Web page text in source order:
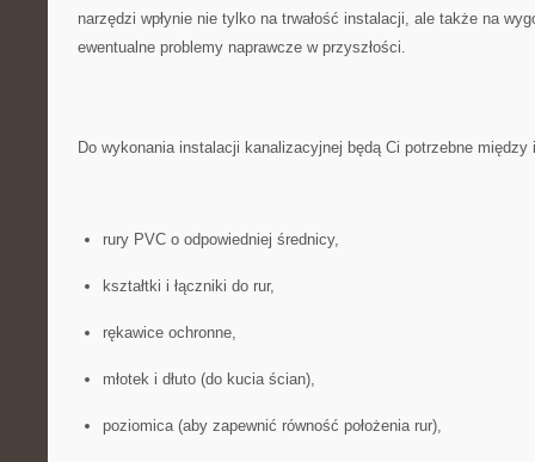
narzędzi⁣ wpłynie nie⁣ tylko na trwałość instalacji, ale⁤ także na
ewentualne problemy ⁤naprawcze w przyszłości.
Do‍ wykonania instalacji ‍kanalizacyjnej będą Ci potrzebne między
rury PVC​ o odpowiedniej średnicy,
‌kształtki​ i łączniki ‌do rur,
‌rękawice⁤ ochronne,
młotek i⁣ dłuto (do ⁤kucia ścian),
poziomica ⁤(aby zapewnić ​równość położenia rur),